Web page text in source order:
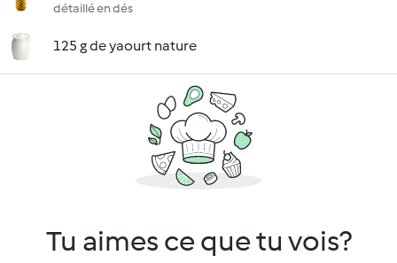
détaillé en dés
125 g de yaourt nature
Tu aimes ce que tu vois?